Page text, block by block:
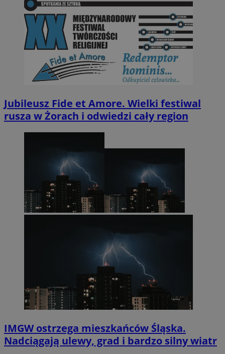
Jubileusz Fide et Amore. Wielki festiwal
rusza w Żorach i odwiedzi cały region
IMGW ostrzega mieszkańców Śląska.
Nadciągają ulewy, grad i bardzo silny wiatr